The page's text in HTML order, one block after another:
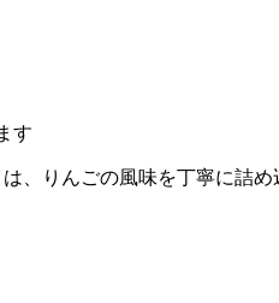
す
、りんごの風味を丁寧に詰